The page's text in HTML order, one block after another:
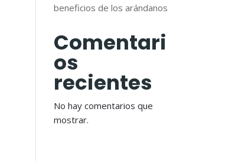
beneficios de los arándanos
Comentari
os
recientes
No hay comentarios que
mostrar.